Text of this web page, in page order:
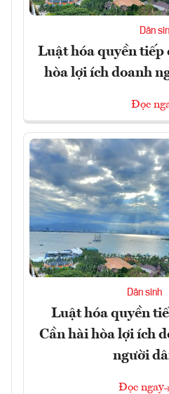
Dân
Luật hóa quyền tiếp
hòa lợi ích doanh
Đọc
Dân sinh
Luật hóa quyền
Cần hài hòa lợi ích
người
Đọc ngay